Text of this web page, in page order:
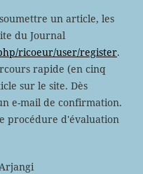
un article, les
du Journal
ricoeur/user/register.
rapide (en cinq
sur le site. Dès
e-mail de confirmation.
procédure d'évaluation